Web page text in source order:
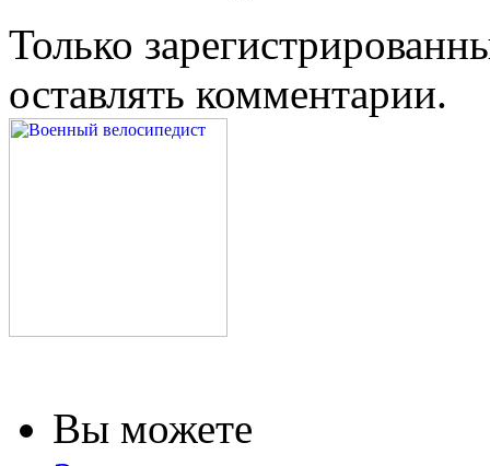
Только
оставлять комментарии.
Вы можете